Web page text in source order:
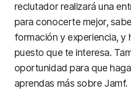
reclutador realizará una
para conocerte mejor,
formación y experiencia, y
puesto que te interesa.
oportunidad para que
aprendas más sobre Jamf.